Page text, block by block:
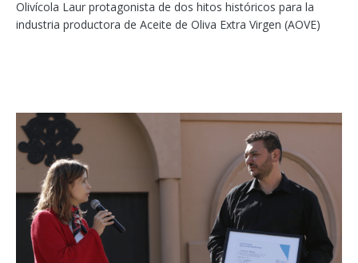
Olivícola Laur protagonista de dos hitos históricos para la
industria productora de Aceite de Oliva Extra Virgen (AOVE)